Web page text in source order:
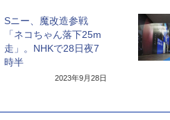
Sニー、魔改造参戦
「ネコちゃん落下25m
走」。NHKで28日夜7
時半
2023年9月28日